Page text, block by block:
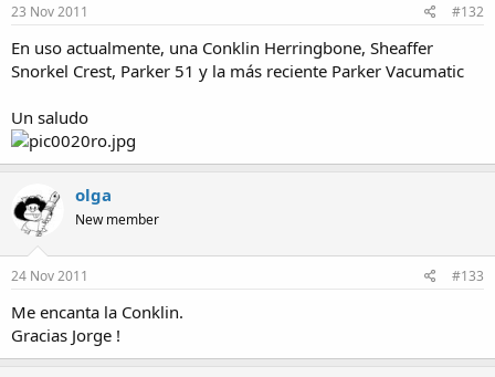
23 Nov 2011 #132
En uso actualmente, una Conklin Herringbone, Sheaffer
Snorkel Crest, Parker 51 y la más reciente Parker Vacumatic
Un saludo
olga
New member
24 Nov 2011 #133
Me encanta la Conklin.
Gracias Jorge !